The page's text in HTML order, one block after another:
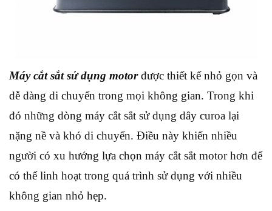
Máy cắt sắt sử dụng motorđược thiết kế nhỏ gọn và
dễ dàng di chuyển trong mọi không gian. Trong khi
đó những dòng máy cắt sắt sử dụng dây curoa lại
nặng nề và khó di chuyển. Điều này khiến nhiều
người có xu hướng lựa chọn máy cắt sắt motor hơn để
có thể linh hoạt trong quá trình sử dụng với nhiều
không gian nhỏ hẹp.